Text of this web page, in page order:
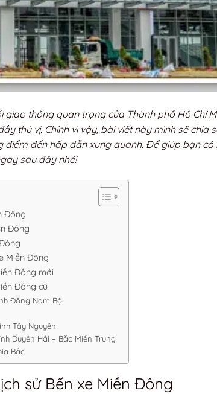
giao thông quan trọng của Thành phố Hồ Chí
thú vị. Chính vì vậy, bài viết này mình sẽ chia
điểm đến hấp dẫn xung quanh. Để giúp bạn
sau đây nhé!
Đông
Đông
Miền Đông
Đông mới
Đông cũ
Đông Nam Bộ
Tây Nguyên
Duyên Hải – Bắc Miền Trung
Bắc
sử Bến xe Miền Đông